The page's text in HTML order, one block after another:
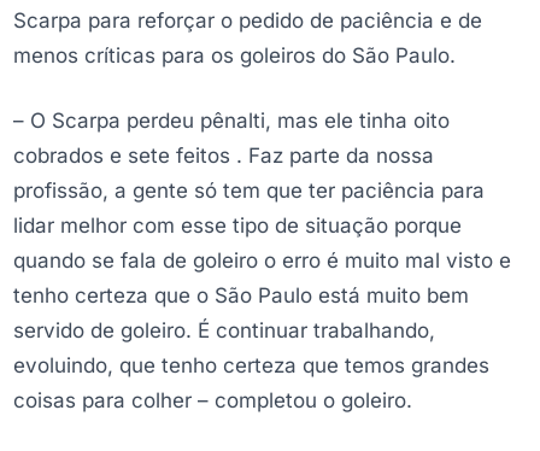
Scarpa para reforçar o pedido de paciência e de
menos críticas para os goleiros do São Paulo.
– O Scarpa perdeu pênalti, mas ele tinha oito
cobrados e sete feitos . Faz parte da nossa
profissão, a gente só tem que ter paciência para
lidar melhor com esse tipo de situação porque
quando se fala de goleiro o erro é muito mal visto e
tenho certeza que o São Paulo está muito bem
servido de goleiro. É continuar trabalhando,
evoluindo, que tenho certeza que temos grandes
coisas para colher – completou o goleiro.